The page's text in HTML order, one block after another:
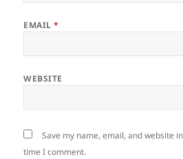
EMAIL*
WEBSITE
Save my name, email, and website
time I comment.